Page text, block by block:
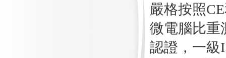
嚴格按照
微電腦比重
認證，一級